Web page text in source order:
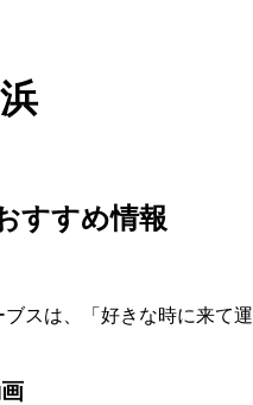
すすめ情報
スは、「好きな時に来て